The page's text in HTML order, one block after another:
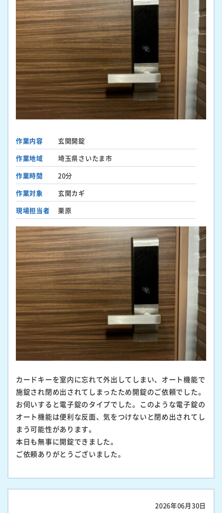
作業内容
玄関開錠
作業地域
埼玉県さいたま市
作業時間
20分
作業対象
玄関カギ
現場担当者
栗原
カードキーを室内に忘れて外出してしまい、オート機能で
施錠され閉め出されてしまったため開錠のご依頼でした。
お伺いすると電子錠のタイプでした。このような電子錠の
オート機能は便利な反面、気をつけないと閉め出されてし
まう可能性があります。
本日も無事に開錠できました。
ご依頼ありがとうございました。
2026年06月30日